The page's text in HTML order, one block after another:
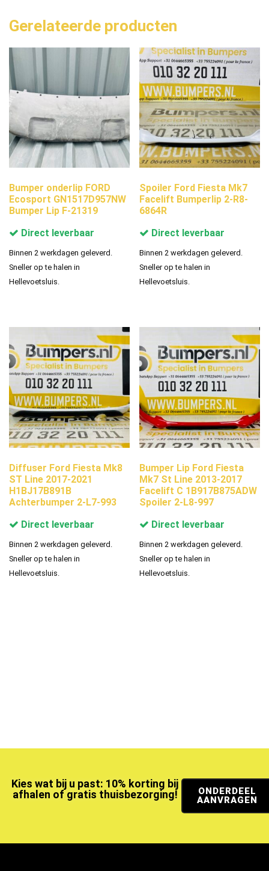
Gerelateerde producten
Bumper onderlip FORD
Ecosport GN1517D957NW
Bumper Lip F-21319
Direct leverbaar
Binnen 2 werkdagen geleverd.
Sneller op te halen in
Hellevoetsluis.
Spoiler Ford Fiesta Mk7
Facelift Bumperlip 2-R8-
6864R
Direct leverbaar
Binnen 2 werkdagen geleverd.
Sneller op te halen in
Hellevoetsluis.
Diffuser Ford Fiesta Mk8
ST Line 2017-2021
H1BJ17B891B
Achterbumper 2-L7-993
Direct leverbaar
Binnen 2 werkdagen geleverd.
Sneller op te halen in
Hellevoetsluis.
Bumper Lip Ford Fiesta
Mk7 St Line 2013-2017
Facelift C 1B917B875ADW
Spoiler 2-L8-997
Direct leverbaar
Binnen 2 werkdagen geleverd.
Sneller op te halen in
Hellevoetsluis.
Kies wat bij u past: 10% korting bij
afhalen of gratis thuisbezorging!
ONDERDEEL
AANVRAGEN